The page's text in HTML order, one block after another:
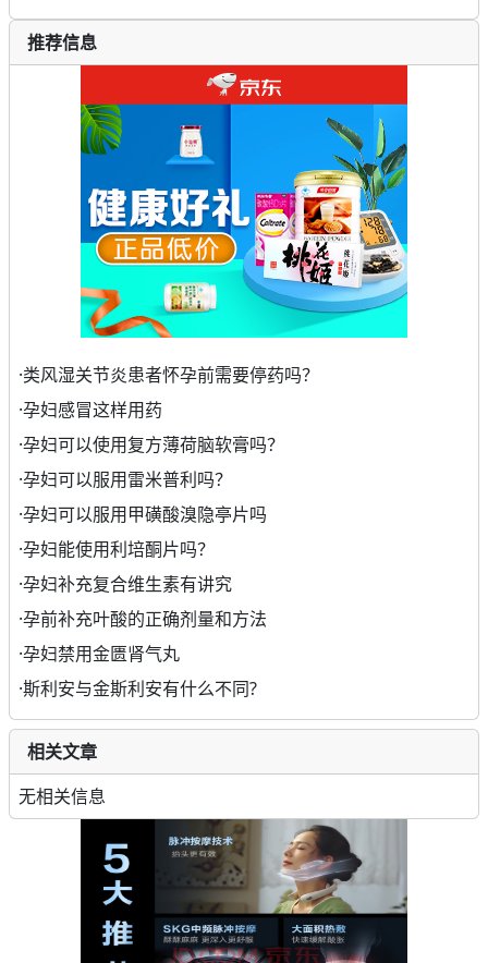
推荐信息
·类风湿关节炎患者怀孕前需要停药吗？
·孕妇感冒这样用药
·孕妇可以使用复方薄荷脑软膏吗？
·孕妇可以服用雷米普利吗？
·孕妇可以服用甲磺酸溴隐亭片吗
·孕妇能使用利培酮片吗？
·孕妇补充复合维生素有讲究
·孕前补充叶酸的正确剂量和方法
·孕妇禁用金匮肾气丸
·斯利安与金斯利安有什么不同?
相关文章
无相关信息